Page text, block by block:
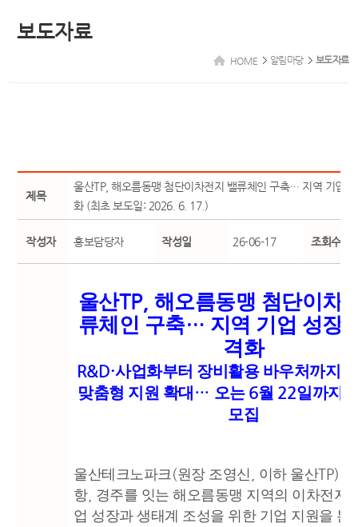
보도자료
HOME 알림마당 보도자료
제목
울산TP, 해오름동맹 첨단이차전지 밸류체인 구축… 지역 기업
화 (최초 보도일: 2026. 6. 17.)
작성자 홍보담당자 작성일 26-06-17 조회수
울산TP, 해오름동맹 첨단이차
류체인 구축… 지역 기업 성장
격화
R&D·사업화부터 장비활용 바우처까지
맞춤형 지원 확대 … 오는 6월 22일까지
모집
울산테크노파크(원장 조영신 이하 울산TP)
항, 경주를 잇는 해오름동맹 지역의 이차전지
업 성장과 생태계 조성을 위한 기업 지원을 본